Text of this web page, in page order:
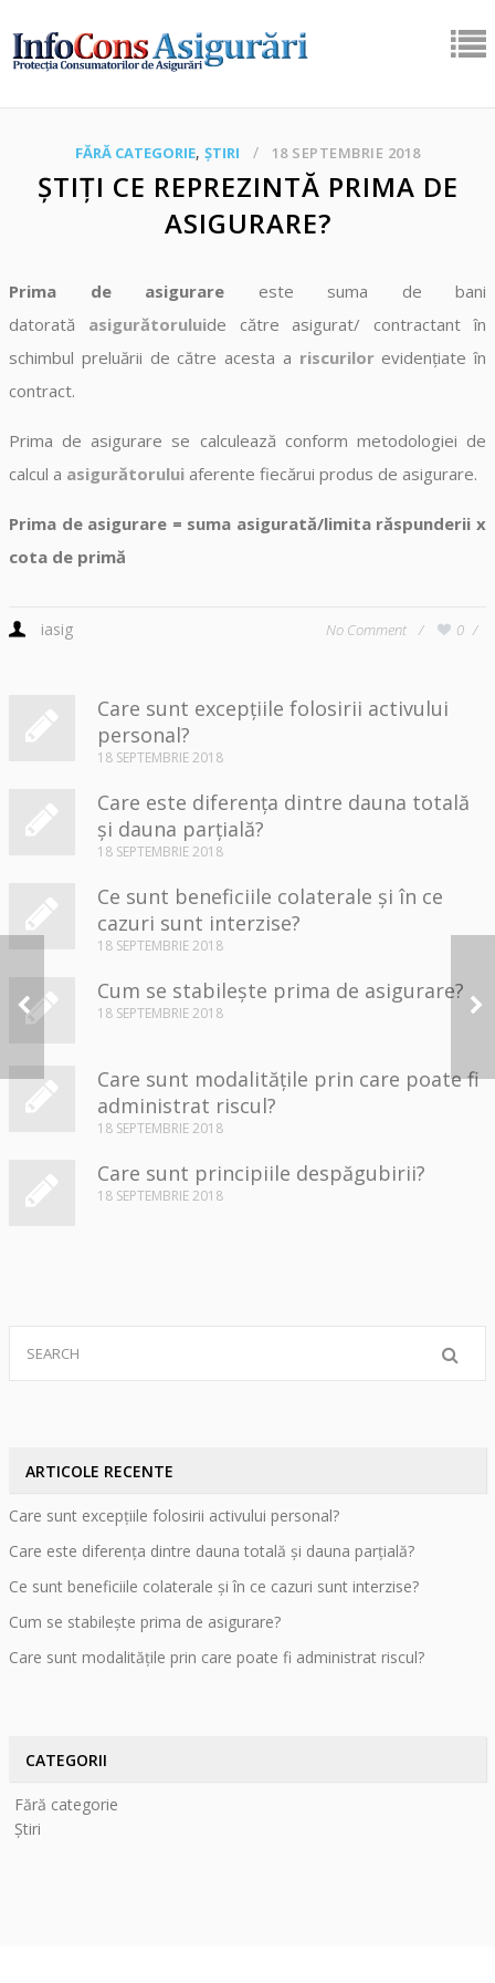
Ce este asigurarea
PAD?
FĂRĂ CATEGORIE, ȘTIRI 18 SEPTEMBRIE 2018
ȘTIȚI CE REPREZINTĂ PRIMA DE
ASIGURARE?
Prima de asigurare este suma de bani
datorată asigurătoruluide către asigurat/ contractant în
schimbul preluării de către acesta a riscurilorevidențiate în
contract.
Prima de asigurare se calculează conform metodologiei de
calcul a asigurătorului aferente fiecărui produs de asigurare.
Prima de asigurare = suma asigurată/limita răspunderii x
cota de primă
iasig No Comment 0
Care sunt excepțiile folosirii activului
personal?
18 SEPTEMBRIE 2018
Care este diferența dintre dauna totală
și dauna parțială?
18 SEPTEMBRIE 2018
Ce sunt beneficiile colaterale și în ce
cazuri sunt interzise?
18 SEPTEMBRIE 2018
Cum se stabilește prima de asigurare?
18 SEPTEMBRIE 2018
Care sunt modalitățile prin care poate fi
administrat riscul?
18 SEPTEMBRIE 2018
Care sunt principiile despăgubirii?
18 SEPTEMBRIE 2018
ARTICOLE RECENTE
Care sunt excepțiile folosirii activului personal?
Care este diferența dintre dauna totală și dauna parțială?
Ce sunt beneficiile colaterale și în ce cazuri sunt interzise?
Cum se stabilește prima de asigurare?
Care sunt modalitățile prin care poate fi administrat riscul?
CATEGORII
Fără categorie
Știri